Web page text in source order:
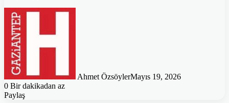
Ahmet ÖzsöylerMayıs 19, 2026
0 Bir dakikadan az
Paylaş